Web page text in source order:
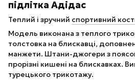
підлітка Адідас
Теплий і зручний спортивний
Модель виконана з теплого
толстовка на блискавці,
манжети. Штани-джогери з поясом
прорізні кишені на блискавках.
турецького трикотажу.